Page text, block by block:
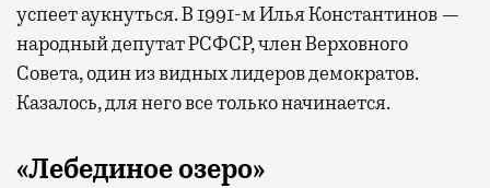
успеет аукнуться. В 1991-м Илья Константинов —
народный депутат РСФСР, член Верховного
Совета, один из видных лидеров демократов.
Казалось, для него все только начинается.
«Лебединое озеро»